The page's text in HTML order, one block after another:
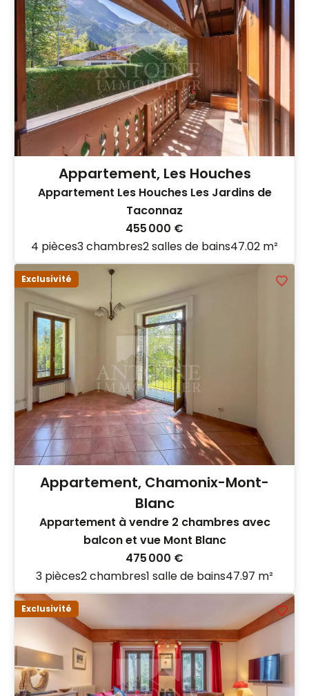
Appartement, Les Houches
Appartement Les Houches Les Jardins de
Taconnaz
455 000 €
4 pièces3 chambres2 salles de bains47.02 m²
Exclusivité
Appartement, Chamonix-Mont-
Blanc
Appartement à vendre 2 chambres avec
balcon et vue Mont Blanc
475 000 €
3 pièces2 chambres1 salle de bains47.97 m²
Exclusivité